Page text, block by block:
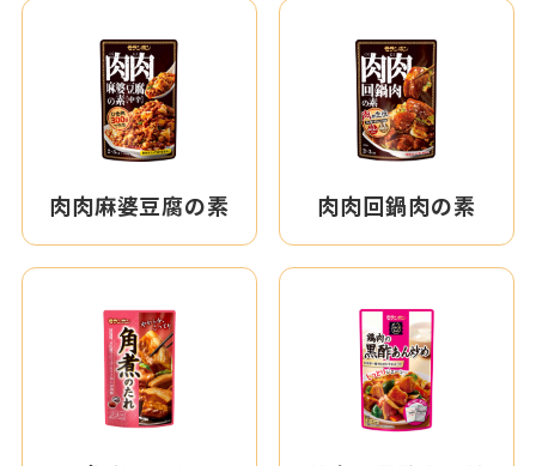
肉肉麻婆豆腐の素 肉肉回鍋肉の素